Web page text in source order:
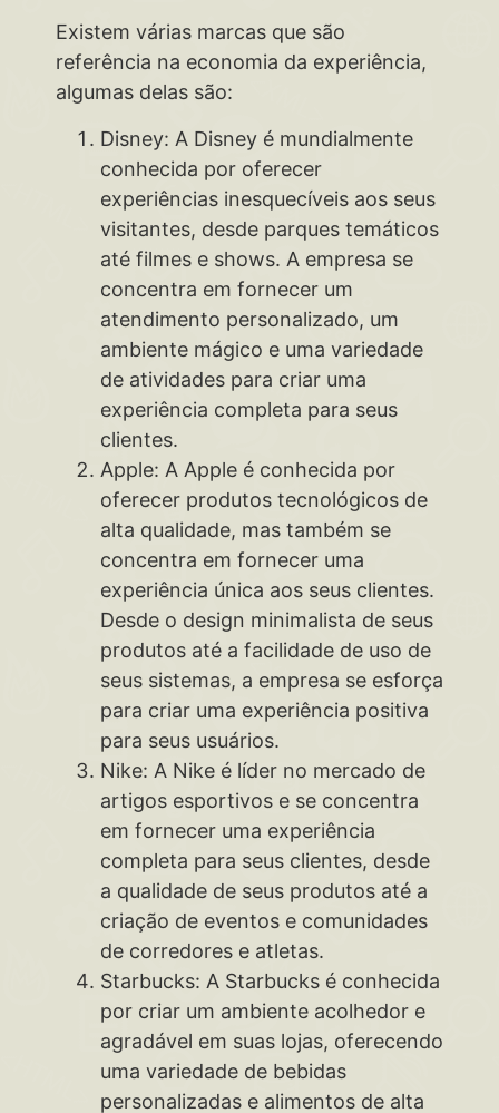
Existem várias marcas que são
referência na economia da experiência,
algumas delas são:
Disney: A Disney é mundialmente
conhecida por oferecer
experiências inesquecíveis aos seus
visitantes, desde parques temáticos
até filmes e shows. A empresa se
concentra em fornecer um
atendimento personalizado, um
ambiente mágico e uma variedade
de atividades para criar uma
experiência completa para seus
clientes.
Apple: A Apple é conhecida por
oferecer produtos tecnológicos de
alta qualidade, mas também se
concentra em fornecer uma
experiência única aos seus clientes.
Desde o design minimalista de seus
produtos até a facilidade de uso de
seus sistemas, a empresa se esforça
para criar uma experiência positiva
para seus usuários.
Nike: A Nike é líder no mercado de
artigos esportivos e se concentra
em fornecer uma experiência
completa para seus clientes, desde
a qualidade de seus produtos até a
criação de eventos e comunidades
de corredores e atletas.
Starbucks: A Starbucks é conhecida
por criar um ambiente acolhedor e
agradável em suas lojas, oferecendo
uma variedade de bebidas
personalizadas e alimentos de alta